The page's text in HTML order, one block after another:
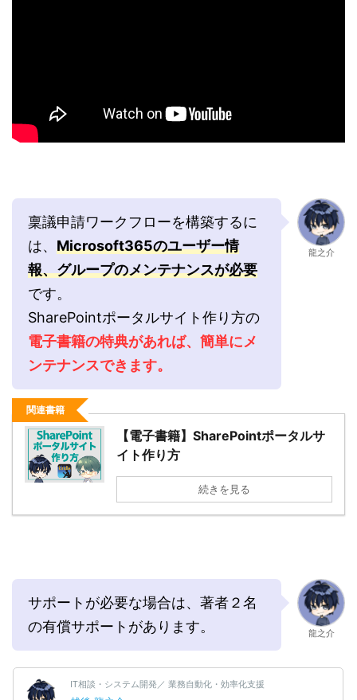
稟議申請ワークフローを構築するに
は、 Microsoft365のユーザー情
報、グループのメンテナンスが必要
です。
SharePointポータルサイト作り方の
電子書籍の特典があれば、簡単にメ
ンテナンスできます。
龍之介
関連書籍
【電子書籍】SharePointポータルサ
イト作り方
続きを見る
サポートが必要な場合は、著者２名
の有償サポートがあります。
龍之介